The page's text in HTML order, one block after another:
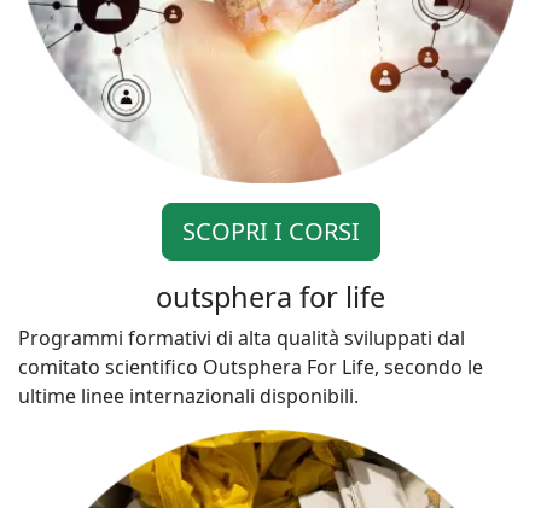
SCOPRI I CORSI
outsphera for life
Programmi formativi di alta qualità sviluppati dal
comitato scientifico Outsphera For Life, secondo le
ultime linee internazionali disponibili.